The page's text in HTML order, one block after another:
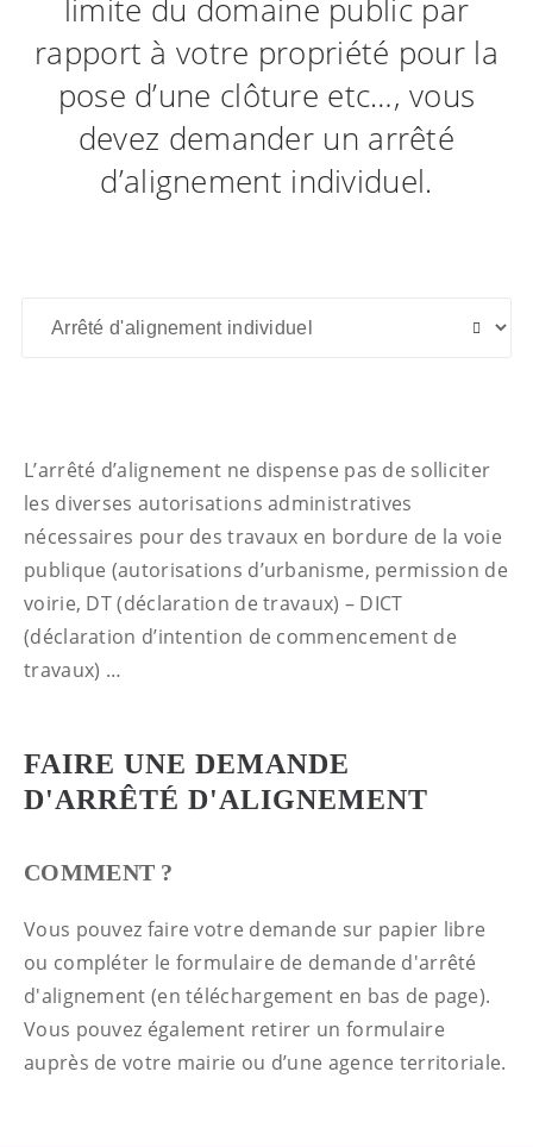
limite du domaine public par
rapport à votre propriété pour la
pose d’une clôture etc…, vous
devez demander un arrêté
d’alignement individuel.
L’arrêté d’alignement ne dispense pas de solliciter
les diverses autorisations administratives
nécessaires pour des travaux en bordure de la voie
publique (autorisations d’urbanisme, permission de
voirie, DT (déclaration de travaux) – DICT
(déclaration d’intention de commencement de
travaux) …
FAIRE UNE DEMANDE
D'ARRÊTÉ D'ALIGNEMENT
COMMENT ?
Vous pouvez faire votre demande sur papier libre
ou compléter le formulaire de demande d'arrêté
d'alignement (en téléchargement en bas de page).
Vous pouvez également retirer un formulaire
auprès de votre mairie ou d’une agence territoriale.